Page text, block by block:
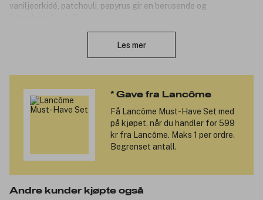
vaniljeorkidé, patchouli, papyrus gir en berusende og
Toppnoter: litchi og bringebær
Produktnummer:
Les mer
* Gave fra Lancôme
Få Lancôme Must-Have Set med
på kjøpet, når du handler for 599
kr fra Lancôme. Maks 1 per ordre.
Begrenset antall.
Andre kunder kjøpte også